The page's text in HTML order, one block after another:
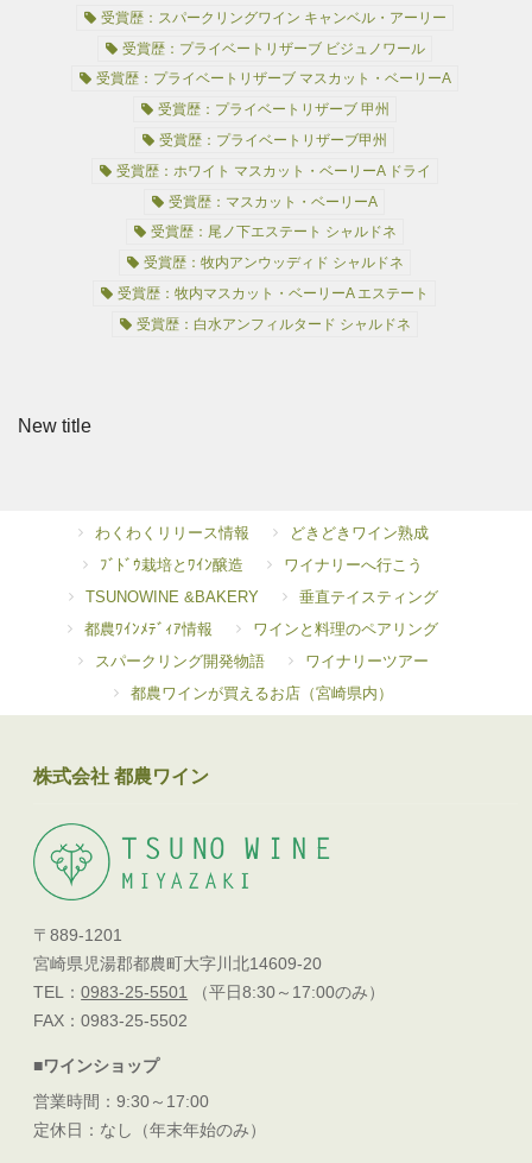
受賞歴：スパークリングワイン キャンベル・アーリー
受賞歴：プライベートリザーブ ビジュノワール
受賞歴：プライベートリザーブ マスカット・ベーリーA
受賞歴：プライベートリザーブ 甲州
受賞歴：プライベートリザーブ甲州
受賞歴：ホワイト マスカット・ベーリーA ドライ
受賞歴：マスカット・ベーリーA
受賞歴：尾ノ下エステート シャルドネ
受賞歴：牧内アンウッディド シャルドネ
受賞歴：牧内マスカット・ベーリーA エステート
受賞歴：白水アンフィルタード シャルドネ
New title
わくわくリリース情報
どきどきワイン熟成
ﾌﾞﾄﾞｳ栽培とﾜｲﾝ醸造
ワイナリーへ行こう
TSUNOWINE &BAKERY
垂直テイスティング
都農ﾜｲﾝﾒﾃﾞｨｱ情報
ワインと料理のペアリング
スパークリング開発物語
ワイナリーツアー
都農ワインが買えるお店（宮崎県内）
株式会社 都農ワイン
〒889-1201
宮崎県児湯郡都農町大字川北14609-20
TEL：0983-25-5501
（平日8:30～17:00のみ）
FAX：0983-25-5502
■ワインショップ
営業時間：9:30～17:00
定休日：なし（年末年始のみ）